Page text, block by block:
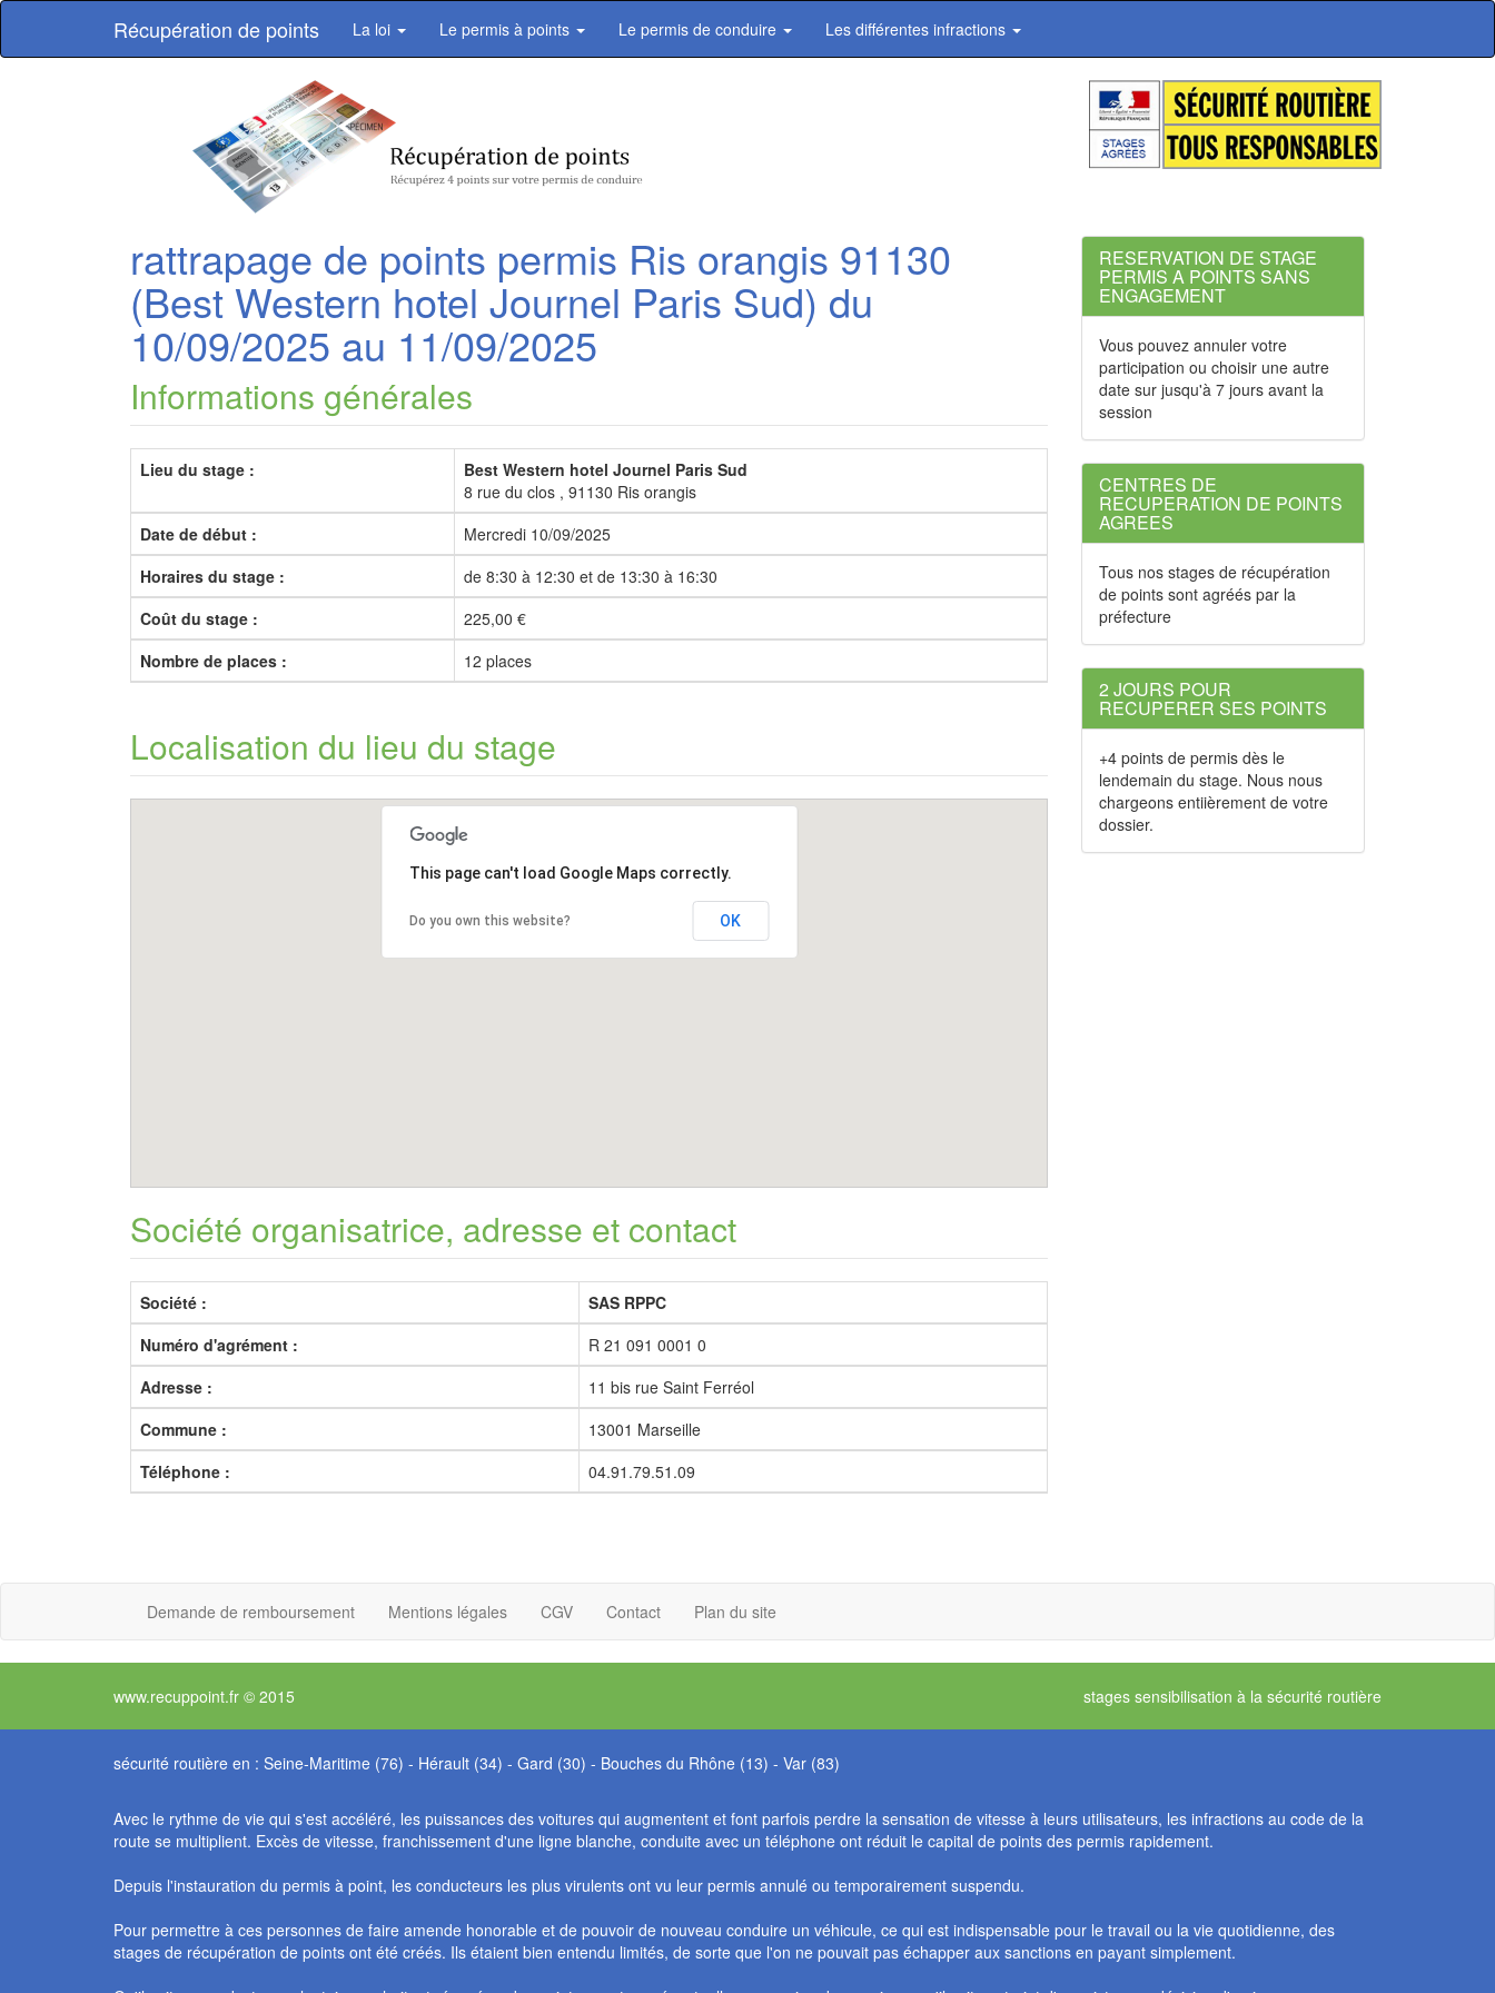
Récupération de points La loi Le permis à points Le permis de conduire Les différentes infractions
rattrapage de points permis Ris orangis 91130
(Best Western hotel Journel Paris Sud) du
10/09/2025 au 11/09/2025
Informations générales
Lieu du stage :
Best Western hotel Journel Paris Sud
8 rue du clos , 91130 Ris orangis
Date de début :
Mercredi 10/09/2025
Horaires du stage :
de 8:30 à 12:30 et de 13:30 à 16:30
Coût du stage :
225,00 €
Nombre de places :
12 places
Localisation du lieu du stage
This page can't load Google Maps correctly.
Do you own this website? OK
Société organisatrice, adresse et contact
Société :
SAS RPPC
Numéro d'agrément :
R 21 091 0001 0
Adresse :
11 bis rue Saint Ferréol
Commune :
13001 Marseille
Téléphone :
04.91.79.51.09
RESERVATION DE STAGE
PERMIS A POINTS SANS
ENGAGEMENT
Vous pouvez annuler votre
participation ou choisir une autre
date sur jusqu'à 7 jours avant la
session
CENTRES DE
RECUPERATION DE POINTS
AGREES
Tous nos stages de récupération
de points sont agréés par la
préfecture
2 JOURS POUR
RECUPERER SES POINTS
+4 points de permis dès le
lendemain du stage. Nous nous
chargeons entiièrement de votre
dossier.
Demande de remboursement Mentions légales CGV Contact Plan du site
www.recuppoint.fr © 2015 stages sensibilisation à la sécurité routière
sécurité routière en : Seine-Maritime (76) - Hérault (34) - Gard (30) - Bouches du Rhône (13) - Var (83)
Avec le rythme de vie qui s'est accéléré, les puissances des voitures qui augmentent et font parfois perdre la sensation de vitesse à leurs utilisateurs, les infractions au code de la
route se multiplient. Excès de vitesse, franchissement d'une ligne blanche, conduite avec un téléphone ont réduit le capital de points des permis rapidement.
Depuis l'instauration du permis à point, les conducteurs les plus virulents ont vu leur permis annulé ou temporairement suspendu.
Pour permettre à ces personnes de faire amende honorable et de pouvoir de nouveau conduire un véhicule, ce qui est indispensable pour le travail ou la vie quotidienne, des
stages de récupération de points ont été créés. Ils étaient bien entendu limités, de sorte que l'on ne pouvait pas échapper aux sanctions en payant simplement.